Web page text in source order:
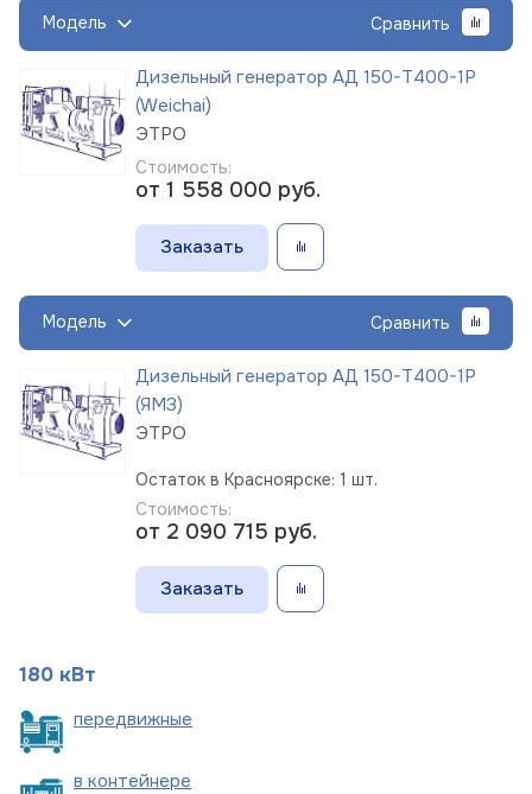
Модель Сравнить
Дизельный генератор АД 150-Т400-1Р
(Weichai)
ЭТРО
Стоимость:
от 1 558 000 руб.
Заказать
Модель Сравнить
Дизельный генератор АД 150-Т400-1Р
(ЯМЗ)
ЭТРО
Остаток в Красноярске: 1 шт.
Стоимость:
от 2 090 715 руб.
Заказать
180 кВт
передвижные
в контейнере